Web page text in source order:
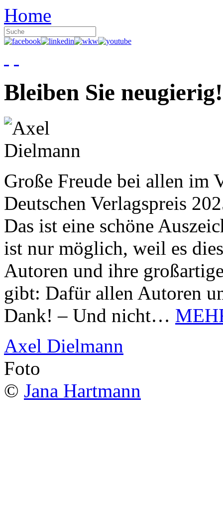
Home
Bleiben Sie neugierig!
Große Freude bei allen im
Deutschen Verlagspreis
Das ist eine schöne
ist nur möglich, weil es
Autoren und ihre
gibt: Dafür allen Autoren
Dank! – Und nicht…
Axel Dielmann
Foto
© Jana Hartmann